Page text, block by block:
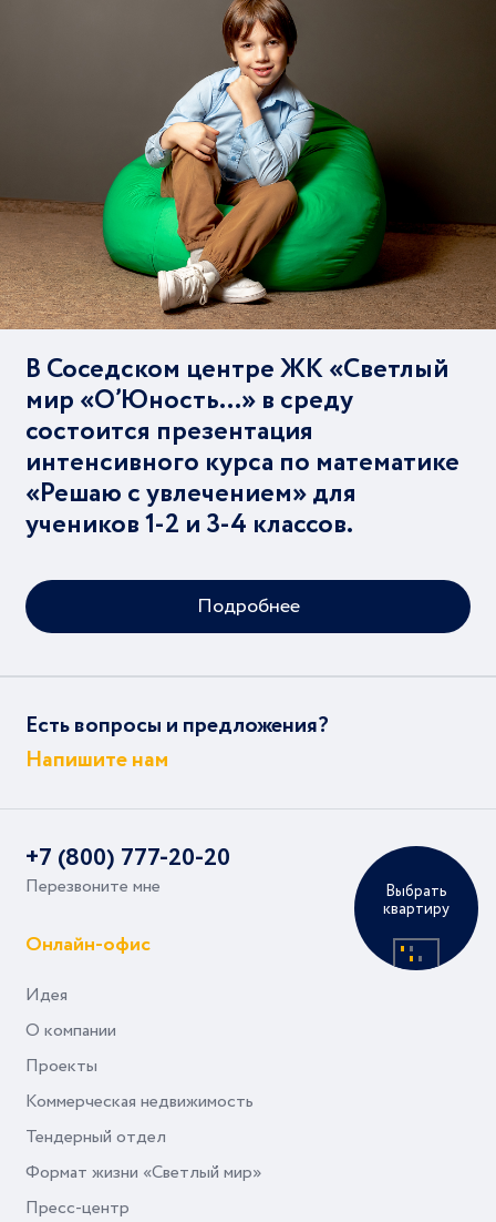
Выбрать
квартиру
В Соседском центре ЖК «Светлый
мир «О’Юность…» в среду
состоится презентация
интенсивного курса по математике
«Решаю с увлечением» для
учеников 1-2 и 3-4 классов.
Подробнее
Есть вопросы и предложения?
Напишите нам
+7 (800) 777-20-20
Перезвоните мне
Онлайн-офис
Идея
О компании
Проекты
Коммерческая недвижимость
Тендерный отдел
Формат жизни «Светлый мир»
Пресс-центр